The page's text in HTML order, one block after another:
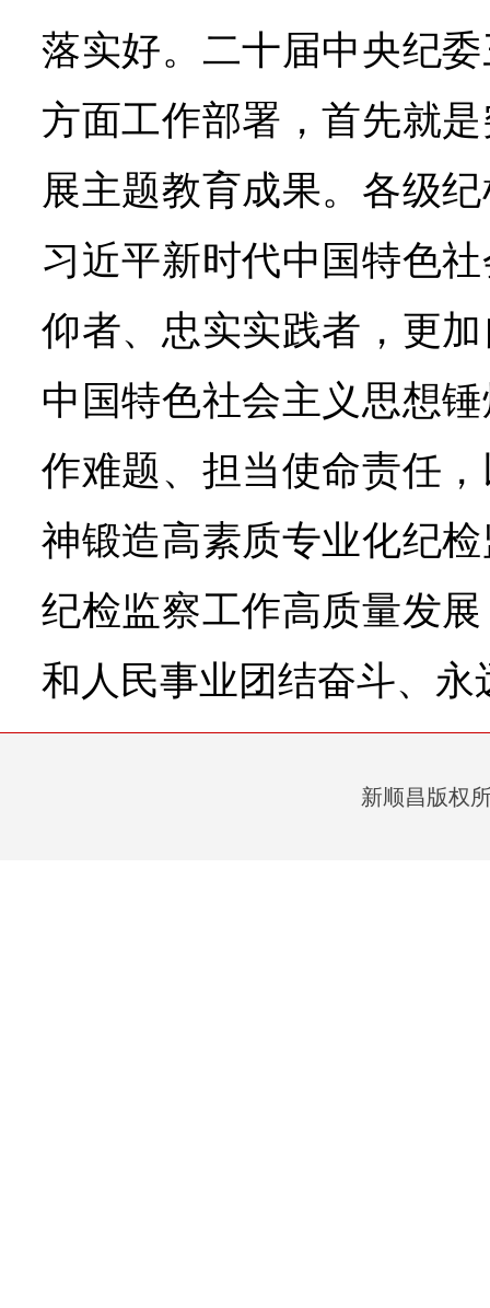
落实好。二十届中央纪
方面工作部署，首先就
展主题教育成果。各级
习近平新时代中国特色
仰者、忠实实践者，更
中国特色社会主义思想
作难题、担当使命责任
神锻造高素质专业化纪
纪检监察工作高质量发
和人民事业团结奋斗、永
新顺昌版权